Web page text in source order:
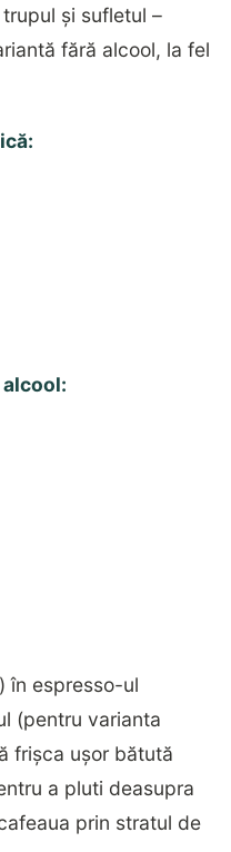
și sufletul –
fără alcool, la fel
în espresso-ul
(pentru varianta
frișca ușor bătută
a pluti deasupra
prin stratul de